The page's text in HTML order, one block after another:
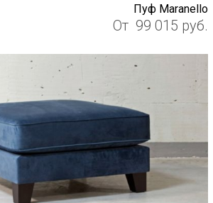
Пуф Maranello
От 99 015 руб.